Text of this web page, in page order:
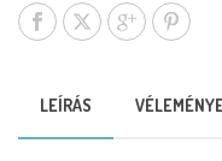
LEÍRÁS